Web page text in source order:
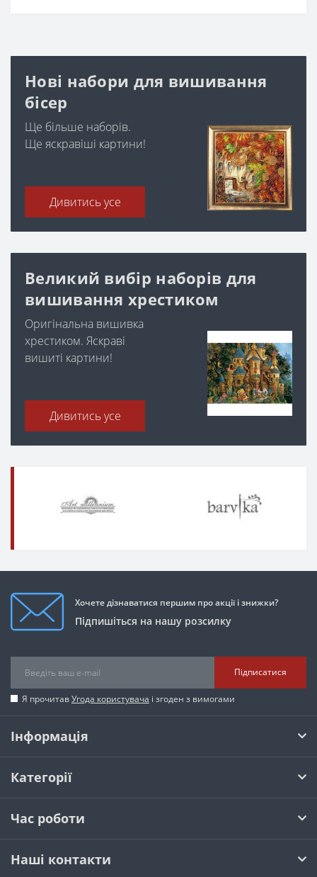
Нові набори для вишивання
бісер
Ще більше наборів.
Ще яскравіші картини!
Дивитись усе
Великий вибір наборів для
вишивання хрестиком
Оригінальна вишивка
хрестиком. Яскраві
вишиті картини!
Дивитись усе
Хочете дізнаватися першим про акції і знижки?
Підпишіться на нашу розсилку
Підписатися
Я прочитавУгода користувача і згоден з вимогами
Інформація
Категорії
Час роботи
Наші контакти